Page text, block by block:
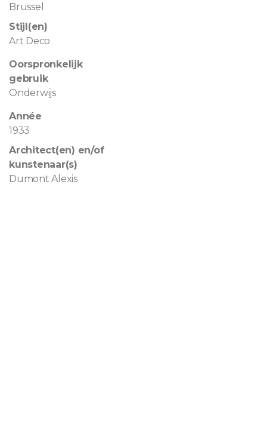
Brussel
Stijl(en)
Art Deco
Oorspronkelijk
gebruik
Onderwijs
Année
1933
Architect(en) en/of
kunstenaar(s)
Dumont Alexis